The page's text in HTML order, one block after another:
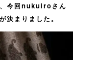
、今回nukuiroさん
決まりました。